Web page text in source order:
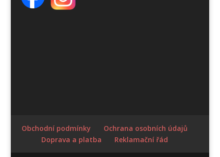
Obchodní podmínky
Ochrana osobních údajů
Doprava a platba
Reklamační řád